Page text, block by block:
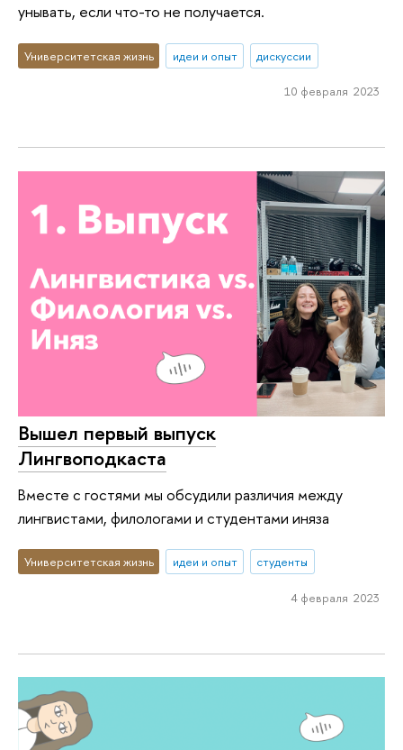
унывать, если что-то не получается.
Университетская жизнь идеи и опыт дискуссии
10 февраля 2023
Вышел первый выпуск
Лингвоподкаста
Вместе с гостями мы обсудили различия между
лингвистами, филологами и студентами иняза
Университетская жизнь идеи и опыт студенты
4 февраля 2023